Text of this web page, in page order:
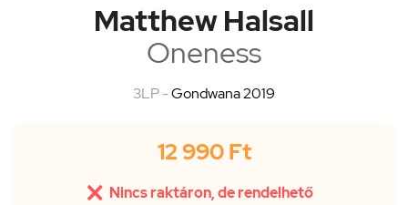
Matthew Halsall
Oneness
3LP -Gondwana 2019
12 990 Ft
 Nincs raktáron, de rendelhető